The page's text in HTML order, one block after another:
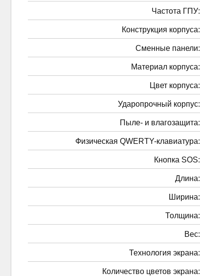
Частота ГПУ:
Конструкция корпуса:
Сменные панели:
Материал корпуса:
Цвет корпуса:
Ударопрочный корпус:
Пыле- и влагозащита:
Физическая QWERTY-клавиатура:
Кнопка SOS:
Длина:
Ширина:
Толщина:
Вес:
Технология экрана:
Количество цветов экрана: